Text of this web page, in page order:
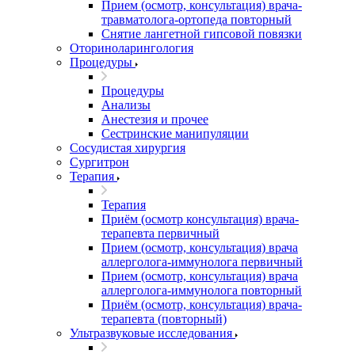
Прием (осмотр, консультация) врача-
травматолога-ортопеда повторный
Снятие лангетной гипсовой повязки
Оториноларингология
Процедуры
Процедуры
Анализы
Анестезия и прочее
Сестринские манипуляции
Сосудистая хирургия
Сургитрон
Терапия
Терапия
Приём (осмотр консультация) врача-
терапевта первичный
Прием (осмотр, консультация) врача
аллерголога-иммунолога первичный
Прием (осмотр, консультация) врача
аллерголога-иммунолога повторный
Приём (осмотр, консультация) врача-
терапевта (повторный)
Ультразвуковые исследования